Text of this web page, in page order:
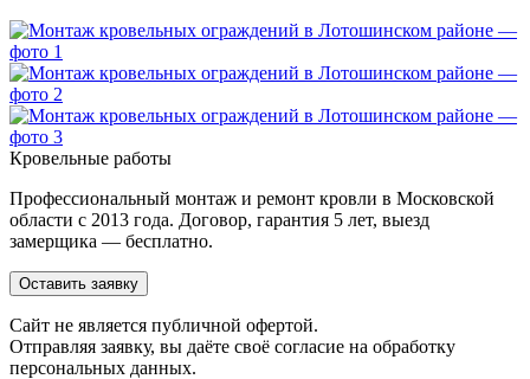
Кровельные работы
Профессиональный монтаж и ремонт кровли в Московской
области с 2013 года. Договор, гарантия 5 лет, выезд
замерщика — бесплатно.
Оставить заявку
Cайт не является публичной офертой.
Отправляя заявку, вы даёте своё согласие на обработку
персональных данных.